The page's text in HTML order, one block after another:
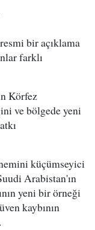
bir açıklama
farklı
Körfez
ve bölgede yeni
küçümseyici
Arabistan'ın
yeni bir örneği
kaybının